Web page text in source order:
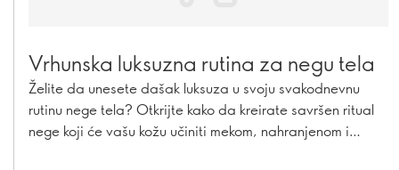
Vrhunska luksuzna rutina za negu tela
Želite da unesete dašak luksuza u svoju svakodnevnu
rutinu nege tela? Otkrijte kako da kreirate savršen ritual
nege koji će vašu kožu učiniti mekom, nahranjenom i